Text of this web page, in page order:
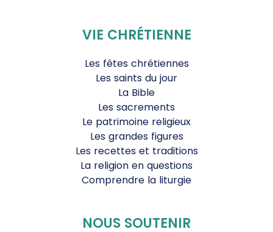
VIE CHRÉTIENNE
Les fêtes chrétiennes
Les saints du jour
La Bible
Les sacrements
Le patrimoine religieux
Les grandes figures
Les recettes et traditions
La religion en questions
Comprendre la liturgie
NOUS SOUTENIR